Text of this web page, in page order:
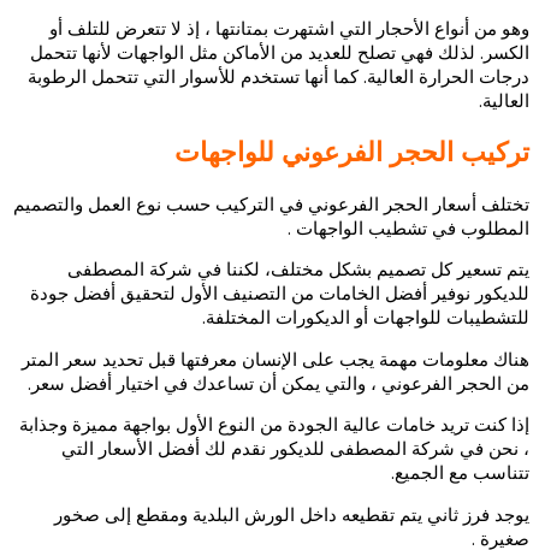
وهو من أنواع الأحجار التي اشتهرت بمتانتها ، إذ لا تتعرض للتلف أو
الكسر. لذلك فهي تصلح للعديد من الأماكن مثل الواجهات لأنها تتحمل
درجات الحرارة العالية. كما أنها تستخدم للأسوار التي تتحمل الرطوبة
العالية.
تركيب الحجر الفرعوني للواجهات
تختلف أسعار الحجر الفرعوني في التركيب حسب نوع العمل والتصميم
المطلوب في تشطيب الواجهات .
يتم تسعير كل تصميم بشكل مختلف، لكننا في شركة المصطفى
للديكور نوفير أفضل الخامات من التصنيف الأول لتحقيق أفضل جودة
للتشطيبات للواجهات أو الديكورات المختلفة.
هناك معلومات مهمة يجب على الإنسان معرفتها قبل تحديد سعر المتر
من الحجر الفرعوني ، والتي يمكن أن تساعدك في اختيار أفضل سعر.
إذا كنت تريد خامات عالية الجودة من النوع الأول بواجهة مميزة وجذابة
، نحن في شركة المصطفى للديكور نقدم لك أفضل الأسعار التي
تتناسب مع الجميع.
يوجد فرز ثاني يتم تقطيعه داخل الورش البلدية ومقطع إلى صخور
صغيرة .